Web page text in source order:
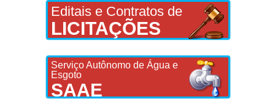
Editais e Contratos de
LICITAÇÕES
Serviço Autônomo de Água e
Esgoto
SAAE